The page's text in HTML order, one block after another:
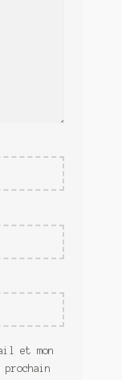
et mon
prochain